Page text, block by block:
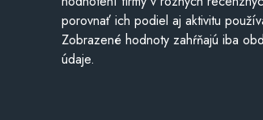
porovnať ich podiel aj aktivitu
Zobrazené hodnoty zahŕňajú iba
údaje.